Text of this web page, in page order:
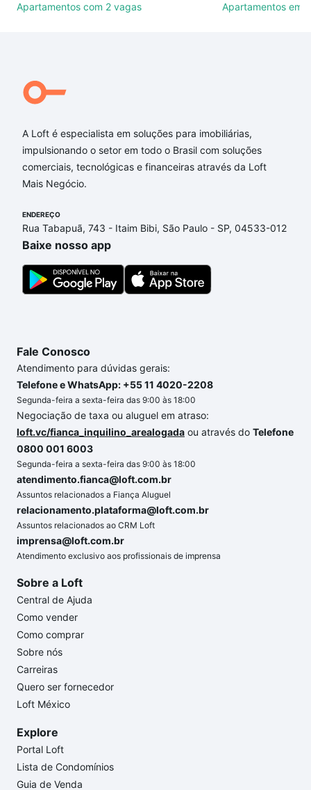
comodidades, como piscina, academia, salão de
Qual o preço de Apartamentos com 2 banheiros à
venda em Ana Maria, Sorocaba, SP?
Aqui na Loft temos a oferta ideal para você, com
Apartamentos com 2 banheiros à venda em Ana
Maria, Sorocaba, SP que custam a partir de R$ 0 e
com nossas opções de financiamento imobiliário as
ainda tem alguma dúvida dos custos envolvidos no
processo de compra, veja em nosso portal quanto
custa comprar um apartamento
gente para comprar o imóvel dos seus sonhos com
segurança e conforto. Loft, com você até as
Apartamentos com 2 vagas
Apartamentos em
A Loft é especialista em soluções para imobiliárias,
impulsionando o setor em todo o Brasil com soluções
comerciais, tecnológicas e financeiras através da Loft
Mais Negócio.
ENDEREÇO
Rua Tabapuã, 743 - Itaim Bibi, São Paulo - SP, 04533-012
Baixe nosso app
Fale Conosco
Atendimento para dúvidas gerais:
Telefone e WhatsApp: +55 11 4020-2208
Segunda-feira a sexta-feira das 9:00 às 18:00
Negociação de taxa ou aluguel em atraso:
loft.vc/fianca_inquilino_arealogada ou através do Telefone
0800 001 6003
Segunda-feira a sexta-feira das 9:00 às 18:00
atendimento.fianca@loft.com.br
Assuntos relacionados a Fiança Aluguel
relacionamento.plataforma@loft.com.br
Assuntos relacionados ao CRM Loft
imprensa@loft.com.br
Atendimento exclusivo aos profissionais de imprensa
Sobre a Loft
Central de Ajuda
Como vender
Como comprar
Sobre nós
Carreiras
Quero ser fornecedor
Loft México
Explore
Portal Loft
Lista de Condomínios
Guia de Venda